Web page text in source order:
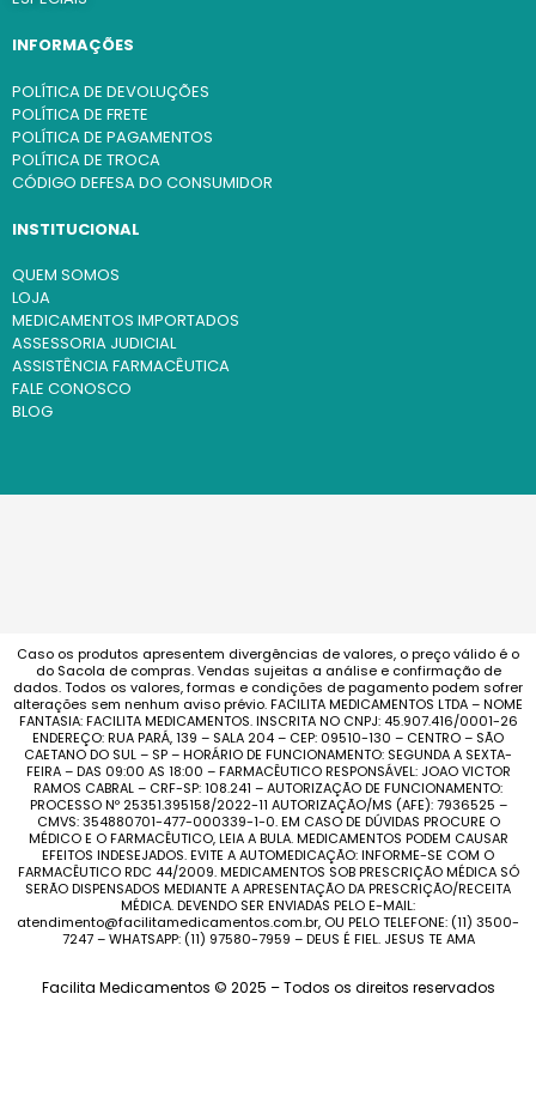
INFORMAÇÕES
POLÍTICA DE DEVOLUÇÕES
POLÍTICA DE FRETE
POLÍTICA DE PAGAMENTOS
POLÍTICA DE TROCA
CÓDIGO DEFESA DO CONSUMIDOR
INSTITUCIONAL
QUEM SOMOS
LOJA
MEDICAMENTOS IMPORTADOS
ASSESSORIA JUDICIAL
ASSISTÊNCIA FARMACÊUTICA
FALE CONOSCO
BLOG
Caso os produtos apresentem divergências de valores, o preço válido é o
do Sacola de compras. Vendas sujeitas a análise e confirmação de
dados. Todos os valores, formas e condições de pagamento podem sofrer
alterações sem nenhum aviso prévio. FACILITA MEDICAMENTOS LTDA – NOME
FANTASIA: FACILITA MEDICAMENTOS. INSCRITA NO CNPJ: 45.907.416/0001-26
ENDEREÇO: RUA PARÁ, 139 – SALA 204 – CEP: 09510-130 – CENTRO – SÃO
CAETANO DO SUL – SP – HORÁRIO DE FUNCIONAMENTO: SEGUNDA A SEXTA-
FEIRA – DAS 09:00 AS 18:00 – FARMACÊUTICO RESPONSÁVEL: JOAO VICTOR
RAMOS CABRAL – CRF-SP: 108.241 – AUTORIZAÇÃO DE FUNCIONAMENTO:
PROCESSO Nº 25351.395158/2022-11 AUTORIZAÇÃO/MS (AFE): 7936525 –
CMVS: 354880701-477-000339-1-0. EM CASO DE DÚVIDAS PROCURE O
MÉDICO E O FARMACÊUTICO, LEIA A BULA. MEDICAMENTOS PODEM CAUSAR
EFEITOS INDESEJADOS. EVITE A AUTOMEDICAÇÃO: INFORME-SE COM O
FARMACÊUTICO RDC 44/2009. MEDICAMENTOS SOB PRESCRIÇÃO MÉDICA SÓ
SERÃO DISPENSADOS MEDIANTE A APRESENTAÇÃO DA PRESCRIÇÃO/RECEITA
MÉDICA. DEVENDO SER ENVIADAS PELO E-MAIL:
atendimento@facilitamedicamentos.com.br, OU PELO TELEFONE: (11) 3500-
7247 – WHATSAPP: (11) 97580-7959 – DEUS É FIEL. JESUS TE AMA
Facilita Medicamentos © 2025 – Todos os direitos reservados